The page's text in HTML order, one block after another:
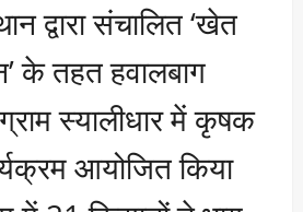
द्वारा संचालित ‘खेत
के तहत हवालबाग
स्यालीधार में कृषक
आयोजित किया